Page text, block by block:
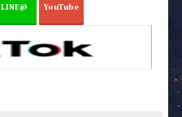
LINE@ YouTube